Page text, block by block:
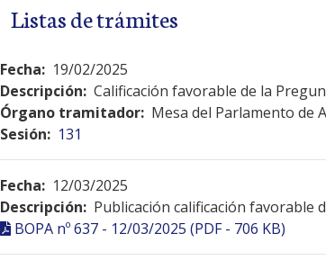
Listas de trámites
Fecha: 19/02/2025
Descripción: Calificación favorable de la
Órgano tramitador: Mesa del Parlamento de
Sesión: 131
Fecha: 12/03/2025
Descripción: Publicación calificación favorable
BOPA nº 637 - 12/03/2025 (PDF - 706 KB)